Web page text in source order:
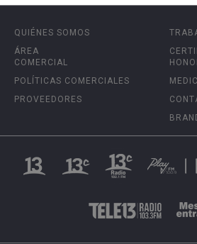
QUIÉNES SOMOS
ÁREA
COMERCIAL
POLÍTICAS COMERCIALES
PROVEEDORES